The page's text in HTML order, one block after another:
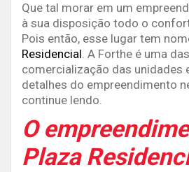
Que tal morar em um
à sua disposição todo o
Pois então, esse lugar tem
Residencial. A Forthe é uma
comercialização das unidades
detalhes do empreendimento
continue lendo.
O
Plaza